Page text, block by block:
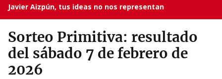
Javier Aizpún, tus ideas no nos representan
Sorteo Primitiva: resultado
del sábado 7 de febrero de
2026